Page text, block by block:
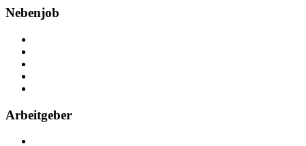
Nebenjob
Arbeitgeber